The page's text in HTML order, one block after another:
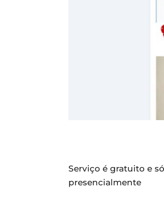
Serviço é gratuito e
presencialmente